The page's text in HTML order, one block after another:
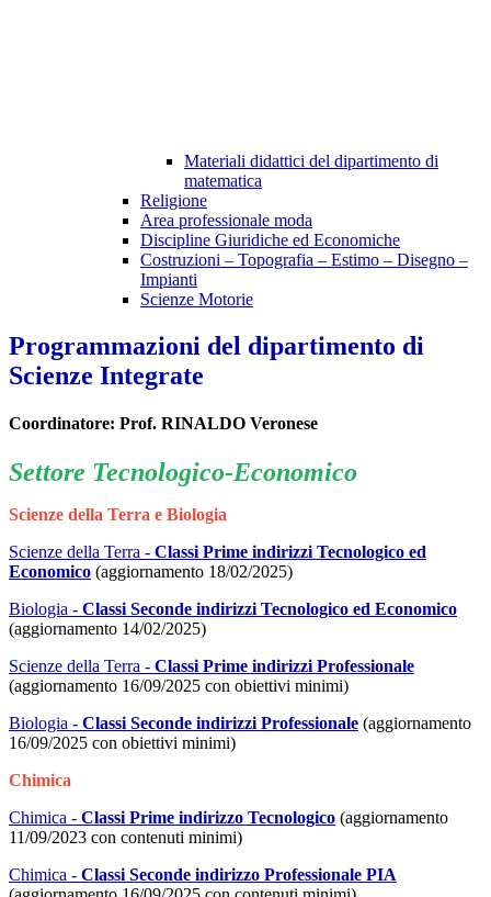
Materiali didattici del dipartimento di
matematica
Religione
Area professionale moda
Discipline Giuridiche ed Economiche
Costruzioni – Topografia – Estimo – Disegno –
Impianti
Scienze Motorie
Programmazioni del dipartimento di
Scienze Integrate
Coordinatore: Prof. RINALDO Veronese
Settore Tecnologico-Economico
Scienze della Terra e Biologia
Scienze della Terra - Classi Prime indirizzi Tecnologico ed
Economico (aggiornamento 18/02/2025)
Biologia - Classi Seconde indirizzi Tecnologico ed Economico
(aggiornamento 14/02/2025)
Scienze della Terra - Classi Prime indirizzi Professionale
(aggiornamento 16/09/2025 con obiettivi minimi)
Biologia - Classi Seconde indirizzi Professionale (aggiornamento
16/09/2025 con obiettivi minimi)
Chimica
Chimica - Classi Prime indirizzo Tecnologico (aggiornamento
11/09/2023 con contenuti minimi)
Chimica - Classi Seconde indirizzo Professionale PIA